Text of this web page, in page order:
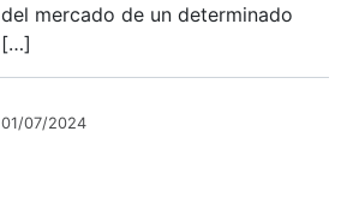
del mercado de un determinado
[…]
01/07/2024